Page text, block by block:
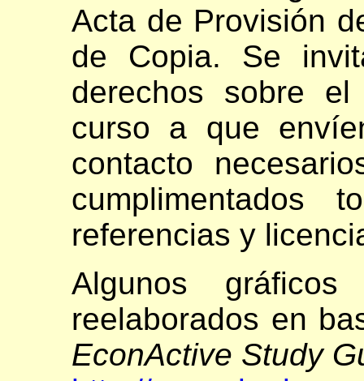
Acta de Provisión
de Copia. Se
derechos sobre
curso a que
contacto
cumplimentados
referencias y
Algunos
reelaborados en
EconActive Study